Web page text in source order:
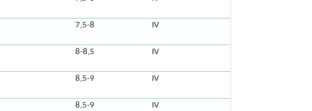
7,5-8 IV
8-8,5 IV
8,5-9 IV
8,5-9 IV